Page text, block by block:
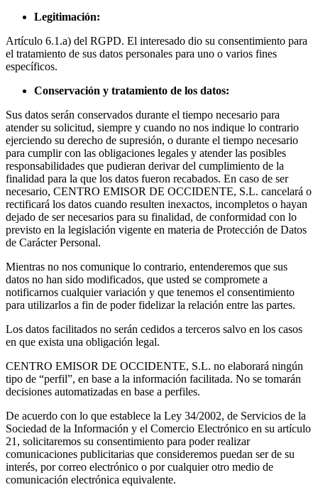
Legitimación:
Artículo 6.1.a) del RGPD. El interesado dio su consentimiento para
el tratamiento de sus datos personales para uno o varios fines
específicos.
Conservación y tratamiento de los datos:
Sus datos serán conservados durante el tiempo necesario para
atender su solicitud, siempre y cuando no nos indique lo contrario
ejerciendo su derecho de supresión, o durante el tiempo necesario
para cumplir con las obligaciones legales y atender las posibles
responsabilidades que pudieran derivar del cumplimiento de la
finalidad para la que los datos fueron recabados. En caso de ser
necesario, CENTRO EMISOR DE OCCIDENTE, S.L. cancelará o
rectificará los datos cuando resulten inexactos, incompletos o hayan
dejado de ser necesarios para su finalidad, de conformidad con lo
previsto en la legislación vigente en materia de Protección de Datos
de Carácter Personal.
Mientras no nos comunique lo contrario, entenderemos que sus
datos no han sido modificados, que usted se compromete a
notificarnos cualquier variación y que tenemos el consentimiento
para utilizarlos a fin de poder fidelizar la relación entre las partes.
Los datos facilitados no serán cedidos a terceros salvo en los casos
en que exista una obligación legal.
CENTRO EMISOR DE OCCIDENTE, S.L. no elaborará ningún
tipo de “perfil”, en base a la información facilitada. No se tomarán
decisiones automatizadas en base a perfiles.
De acuerdo con lo que establece la Ley 34/2002, de Servicios de la
Sociedad de la Información y el Comercio Electrónico en su artículo
21, solicitaremos su consentimiento para poder realizar
comunicaciones publicitarias que consideremos puedan ser de su
interés, por correo electrónico o por cualquier otro medio de
comunicación electrónica equivalente.